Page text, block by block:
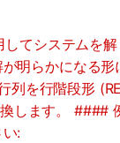
てシステムを
明らかになる形
列を行階段形
します。 ####
: